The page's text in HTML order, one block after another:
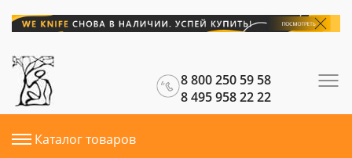
8 800 250 59 58
8 495 958 22 22
Каталог товаров